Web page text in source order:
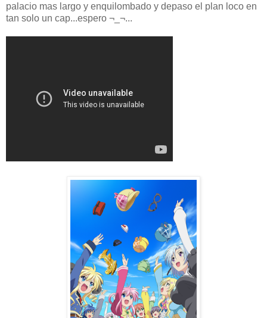
palacio mas largo y enquilombado y depaso el plan loco en
tan solo un cap...espero ¬_¬...